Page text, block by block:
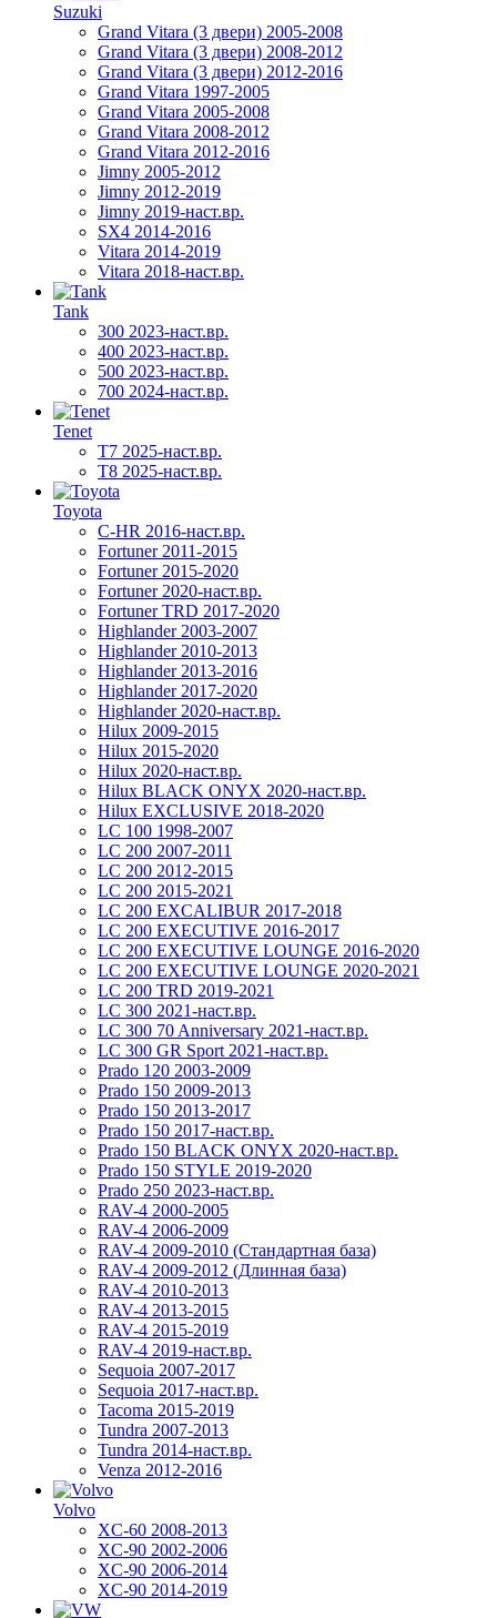
Suzuki
Grand Vitara (3 двери) 2005-2008
Grand Vitara (3 двери) 2008-2012
Grand Vitara (3 двери) 2012-2016
Grand Vitara 1997-2005
Grand Vitara 2005-2008
Grand Vitara 2008-2012
Grand Vitara 2012-2016
Jimny 2005-2012
Jimny 2012-2019
Jimny 2019-наст.вр.
SX4 2014-2016
Vitara 2014-2019
Vitara 2018-наст.вр.
Tank
300 2023-наст.вр.
400 2023-наст.вр.
500 2023-наст.вр.
700 2024-наст.вр.
Tenet
T7 2025-наст.вр.
T8 2025-наст.вр.
Toyota
C-HR 2016-наст.вр.
Fortuner 2011-2015
Fortuner 2015-2020
Fortuner 2020-наст.вр.
Fortuner TRD 2017-2020
Highlander 2003-2007
Highlander 2010-2013
Highlander 2013-2016
Highlander 2017-2020
Highlander 2020-наст.вр.
Hilux 2009-2015
Hilux 2015-2020
Hilux 2020-наст.вр.
Hilux BLACK ONYX 2020-наст.вр.
Hilux EXCLUSIVE 2018-2020
LC 100 1998-2007
LC 200 2007-2011
LC 200 2012-2015
LC 200 2015-2021
LC 200 EXCALIBUR 2017-2018
LC 200 EXECUTIVE 2016-2017
LC 200 EXECUTIVE LOUNGE 2016-2020
LC 200 EXECUTIVE LOUNGE 2020-2021
LC 200 TRD 2019-2021
LC 300 2021-наст.вр.
LC 300 70 Anniversary 2021-наст.вр.
LC 300 GR Sport 2021-наст.вр.
Prado 120 2003-2009
Prado 150 2009-2013
Prado 150 2013-2017
Prado 150 2017-наст.вр.
Prado 150 BLACK ONYX 2020-наст.вр.
Prado 150 STYLE 2019-2020
Prado 250 2023-наст.вр.
RAV-4 2000-2005
RAV-4 2006-2009
RAV-4 2009-2010 (Стандартная база)
RAV-4 2009-2012 (Длинная база)
RAV-4 2010-2013
RAV-4 2013-2015
RAV-4 2015-2019
RAV-4 2019-наст.вр.
Sequoia 2007-2017
Sequoia 2017-наст.вр.
Tacoma 2015-2019
Tundra 2007-2013
Tundra 2014-наст.вр.
Venza 2012-2016
Volvo
XC-60 2008-2013
XC-90 2002-2006
XC-90 2006-2014
XC-90 2014-2019